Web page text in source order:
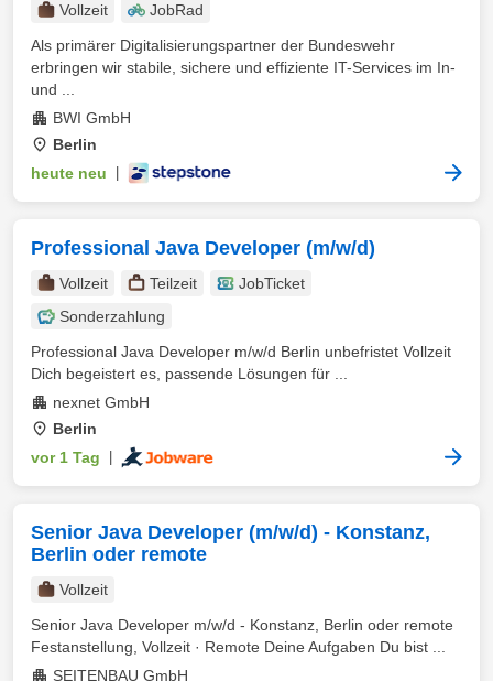
Vollzeit
JobRad
Als primärer Digitalisierungspartner der Bundeswehr
erbringen wir stabile, sichere und effiziente IT-Services im In-
und ...
BWI GmbH
Berlin
heute neu
Professional Java Developer (m/w/d)
Vollzeit Teilzeit
JobTicket
Sonderzahlung
Professional Java Developer m/w/d Berlin unbefristet Vollzeit
Dich begeistert es, passende Lösungen für ...
nexnet GmbH
Berlin
vor 1 Tag
Senior Java Developer (m/w/d) - Konstanz,
Berlin oder remote
Vollzeit
Senior Java Developer m/w/d - Konstanz, Berlin oder remote
Festanstellung, Vollzeit · Remote Deine Aufgaben Du bist ...
SEITENBAU GmbH